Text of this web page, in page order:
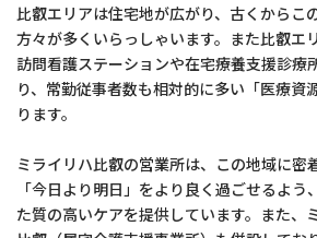
比叡エリアは住宅地が広がり、古くからこ
方々が多くいらっしゃいます。また比叡エ
訪問看護ステーションや在宅療養支援診療
り、常勤従事者数も相対的に多い「医療資
ります。
ミライリハ比叡の営業所は、この地域に密
「今日より明日」をより良く過ごせるよう
た質の高いケアを提供しています。また、